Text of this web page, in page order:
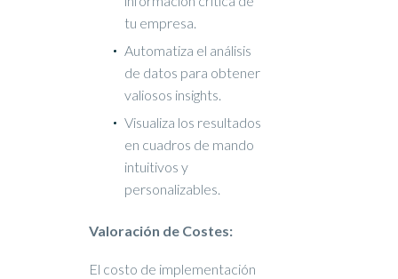
tu empresa.
Automatiza el análisis
de datos para obtener
valiosos insights.
Visualiza los resultados
en cuadros de mando
intuitivos y
personalizables.
Valoración de Costes:
El costo de implementación